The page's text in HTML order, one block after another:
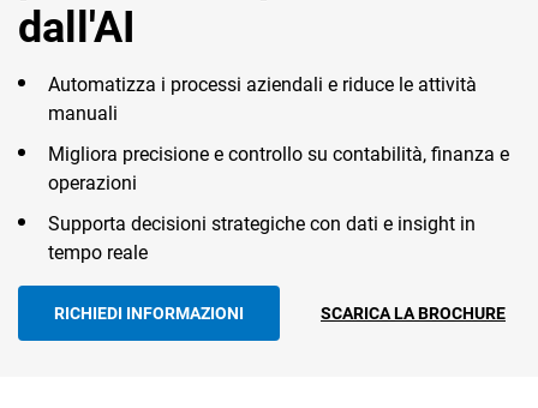
CRM
Ecommerce
Email Marketing
Fatturazione
Intelligenza artificiale
SUPPORTO
Qualità
DMS e archiviazione
documenti
INTEGRATI
Servizi Trust
Servizi
Fiscali
dall'AI
Automatizza i processi aziendali e riduce le attività
manuali
Migliora precisione e controllo su contabilità, finanza e
operazioni
Supporta decisioni strategiche con dati e insight in
tempo reale
RICHIEDI INFORMAZIONI SCARICA LA BROCHURE